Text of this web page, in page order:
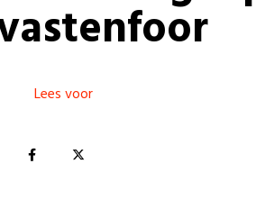
Lees voor